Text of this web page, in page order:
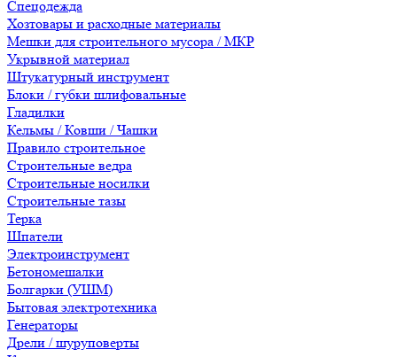
Спецодежда
Хозтовары и расходные материалы
Мешки для строительного мусора / МКР
Укрывной материал
Штукатурный инструмент
Блоки / губки шлифовальные
Гладилки
Кельмы / Ковши / Чашки
Правило строительное
Строительные ведра
Строительные носилки
Строительные тазы
Терка
Шпатели
Электроинструмент
Бетономешалки
Болгарки (УШМ)
Бытовая электротехника
Генераторы
Дрели / шуруповерты